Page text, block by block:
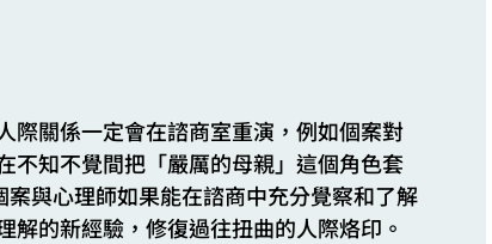
際關係一定會在諮商室重演，例如個案對
不知不覺間把「嚴厲的母親」這個角色套
與心理師如果能在諮商中充分覺察和了解
的新經驗，修復過往扭曲的人際烙印。